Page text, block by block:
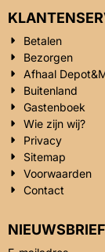
Betalen
Bezorgen
Afhaal
Buitenland
Gastenboek
Wie zijn wij?
Privacy
Sitemap
Voorwaarden
Contact
NIEUWSBRIEF